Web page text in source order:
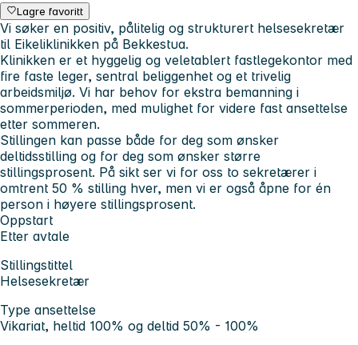
Lagre favoritt
Vi søker en positiv, pålitelig og strukturert helsesekretær
til Eikeliklinikken på Bekkestua.
Klinikken er et hyggelig og veletablert fastlegekontor med
fire faste leger, sentral beliggenhet og et trivelig
arbeidsmiljø. Vi har behov for ekstra bemanning i
sommerperioden, med mulighet for videre fast ansettelse
etter sommeren.
Stillingen kan passe både for deg som ønsker
deltidsstilling og for deg som ønsker større
stillingsprosent. På sikt ser vi for oss to sekretærer i
omtrent 50 % stilling hver, men vi er også åpne for én
person i høyere stillingsprosent.
Oppstart
Etter avtale
Stillingstittel
Helsesekretær
Type ansettelse
Vikariat, heltid 100% og deltid 50% - 100%